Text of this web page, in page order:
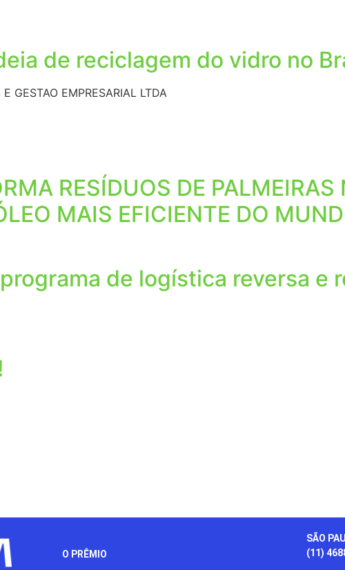
de reciclagem do vidro no
GESTAO EMPRESARIAL LTDA
RESÍDUOS DE PALMEIRAS
MAIS EFICIENTE DO
de logística reversa e
O PRÊMIO
SÃO
(11)